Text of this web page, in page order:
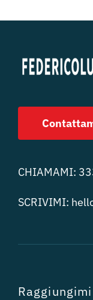
CHIAMAMI:
SCRIVIMI:
Raggiungimi